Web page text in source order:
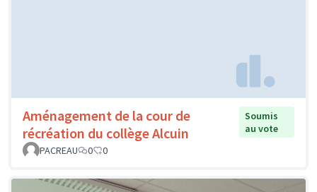
Aménagement de la cour de
récréation du collège Alcuin
Soumis
au vote
PACREAU
0 0